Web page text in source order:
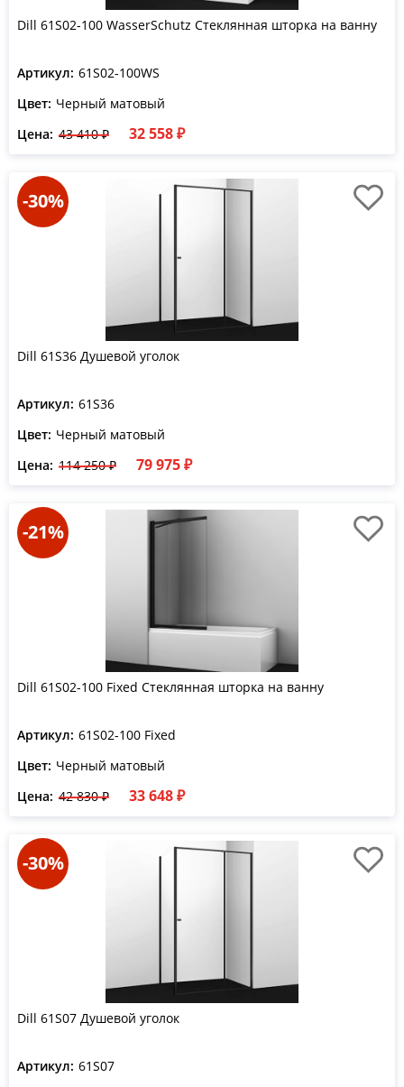
Dill 61S02-100 WasserSchutz Стеклянная шторка на ванну
Артикул: 61S02-100WS
Цвет: Черный матовый
Цена: 43 410 ₽ 32 558 ₽
-30%
Dill 61S36 Душевой уголок
Артикул: 61S36
Цвет: Черный матовый
Цена: 114 250 ₽ 79 975 ₽
-21%
Dill 61S02-100 Fixed Стеклянная шторка на ванну
Артикул: 61S02-100 Fixed
Цвет: Черный матовый
Цена: 42 830 ₽ 33 648 ₽
-30%
Dill 61S07 Душевой уголок
Артикул: 61S07